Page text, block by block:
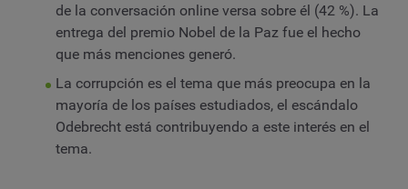
de la conversación online versa sobre él (42 %). La
entrega del premio Nobel de la Paz fue el hecho
que más menciones generó.
La corrupción es el tema que más preocupa en la
mayoría de los países estudiados, el escándalo
Odebrecht está contribuyendo a este interés en el
tema.